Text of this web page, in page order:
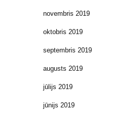
novembris 2019
oktobris 2019
septembris 2019
augusts 2019
jūlijs 2019
jūnijs 2019